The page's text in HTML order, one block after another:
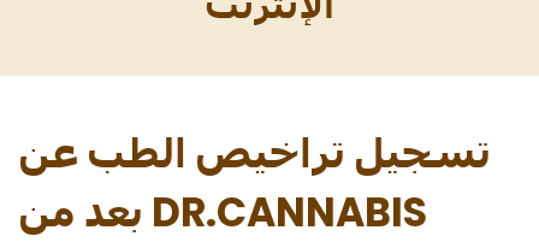
تسجيل تراخيص الطب عن
بعد من DR.CANNABIS